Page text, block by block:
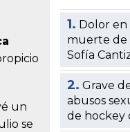
un
se
1. Dolor en
muerte de
Sofía
2. Grave
abusos
de hockey